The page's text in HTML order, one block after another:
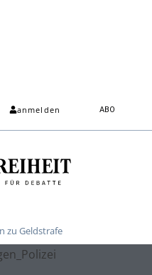
anmelden ABO
zu Geldstrafe